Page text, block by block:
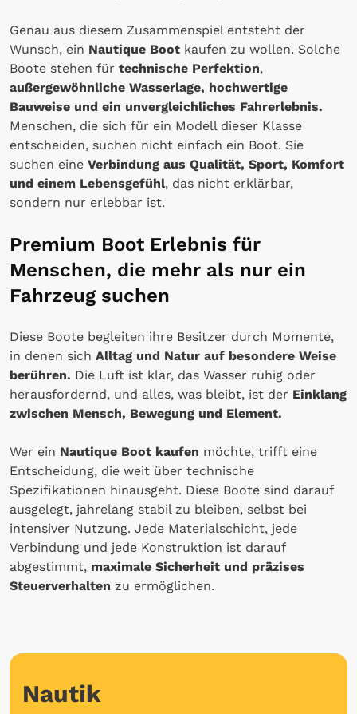
Genau aus diesem Zusammenspiel entsteht der
Wunsch, ein Nautique Boot kaufen zu wollen. Solche
Boote stehen für technische Perfektion,
außergewöhnliche Wasserlage, hochwertige
Bauweise und ein unvergleichliches Fahrerlebnis.
Menschen, die sich für ein Modell dieser Klasse
entscheiden, suchen nicht einfach ein Boot. Sie
suchen eine Verbindung aus Qualität, Sport, Komfort
und einem Lebensgefühl, das nicht erklärbar,
sondern nur erlebbar ist.
Premium Boot Erlebnis für
Menschen, die mehr als nur ein
Fahrzeug suchen
Diese Boote begleiten ihre Besitzer durch Momente,
in denen sich Alltag und Natur auf besondere Weise
berühren. Die Luft ist klar, das Wasser ruhig oder
herausfordernd, und alles, was bleibt, ist der Einklang
zwischen Mensch, Bewegung und Element.
Wer ein Nautique Boot kaufen möchte, trifft eine
Entscheidung, die weit über technische
Spezifikationen hinausgeht. Diese Boote sind darauf
ausgelegt, jahrelang stabil zu bleiben, selbst bei
intensiver Nutzung. Jede Materialschicht, jede
Verbindung und jede Konstruktion ist darauf
abgestimmt, maximale Sicherheit und präzises
Steuerverhalten zu ermöglichen.
Nautik